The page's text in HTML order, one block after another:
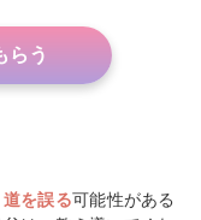
らう
を誤る可能性がある